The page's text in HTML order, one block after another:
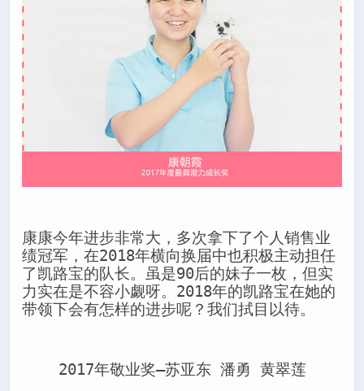
康康今年进步非常大，多次拿下了个人销售业
绩冠军，在2018年横向换届中也积极主动担任
了凯路宝的队长。虽是90后的妹子一枚，但实
力实在是不容小觑呀。2018年的凯路宝在她的
带领下会有怎样的进步呢？我们拭目以待。
2017年敬业奖—苏亚东 潘勇 黄翠莲